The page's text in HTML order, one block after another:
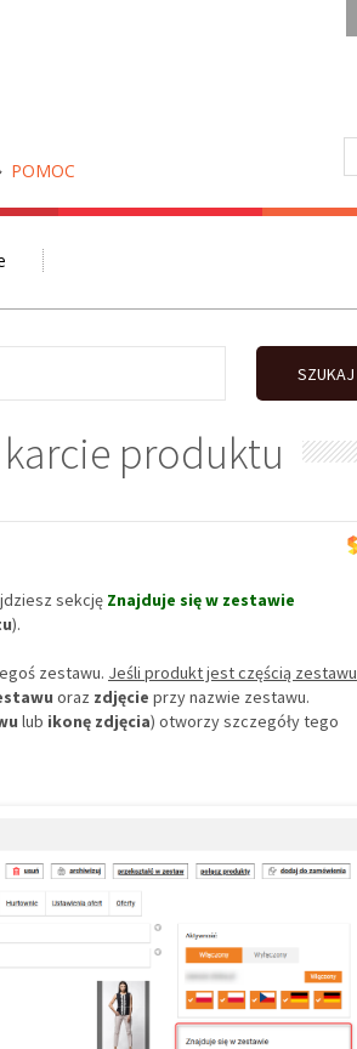
POMOC
SZUKAJ
produktu
sekcję Znajduje się w zestawie
).
zestawu. Jeśli produkt jest częścią zestawu
oraz zdjęcie przy nazwie zestawu.
lub ikonę zdjęcia) otworzy szczegóły tego